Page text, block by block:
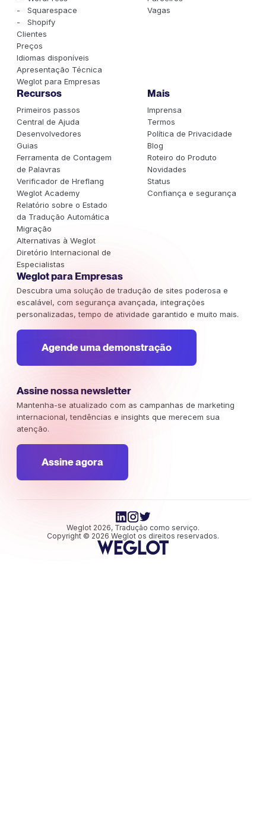
- Squarespace
- Shopify
Clientes
Preços
Idiomas disponíveis
Apresentação Técnica
Weglot para Empresas
Vagas
Recursos
Primeiros passos
Central de Ajuda
Desenvolvedores
Guias
Ferramenta de Contagem
de Palavras
Verificador de Hreflang
Weglot Academy
Relatório sobre o Estado
da Tradução Automática
Migração
Alternativas à Weglot
Diretório Internacional de
Especialistas
Mais
Imprensa
Termos
Política de Privacidade
Blog
Roteiro do Produto
Novidades
Status
Confiança e segurança
Weglot para Empresas
Descubra uma solução de tradução de sites poderosa e
escalável, com segurança avançada, integrações
personalizadas, tempo de atividade garantido e muito mais.
Agende uma demonstração
Assine nossa newsletter
Mantenha-se atualizado com as campanhas de marketing
internacional, tendências e insights que merecem sua
atenção.
Assine agora
Weglot 2026, Tradução como serviço.
Copyright © 2026 Weglot os direitos reservados.